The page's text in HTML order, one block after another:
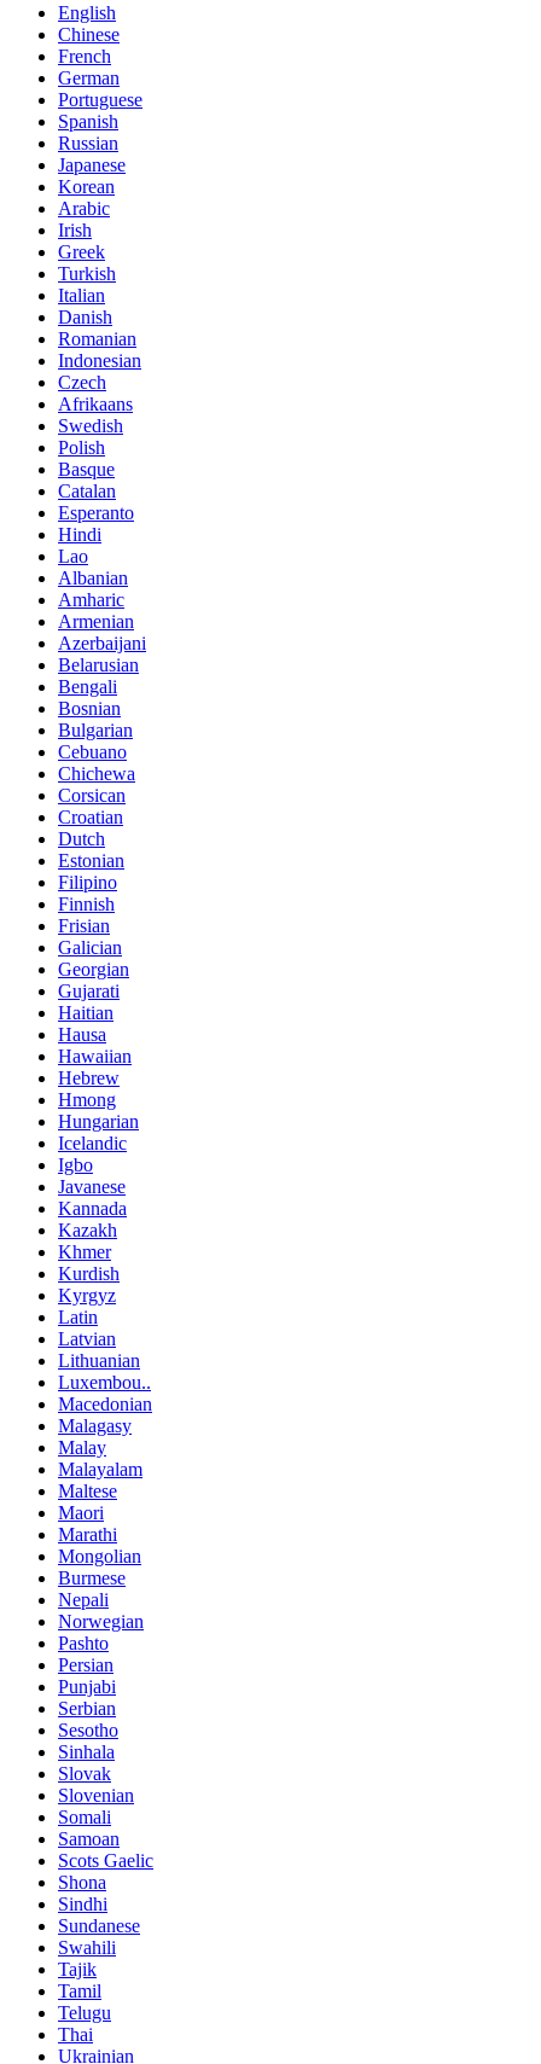
English
Chinese
French
German
Portuguese
Spanish
Russian
Japanese
Korean
Arabic
Irish
Greek
Turkish
Italian
Danish
Romanian
Indonesian
Czech
Afrikaans
Swedish
Polish
Basque
Catalan
Esperanto
Hindi
Lao
Albanian
Amharic
Armenian
Azerbaijani
Belarusian
Bengali
Bosnian
Bulgarian
Cebuano
Chichewa
Corsican
Croatian
Dutch
Estonian
Filipino
Finnish
Frisian
Galician
Georgian
Gujarati
Haitian
Hausa
Hawaiian
Hebrew
Hmong
Hungarian
Icelandic
Igbo
Javanese
Kannada
Kazakh
Khmer
Kurdish
Kyrgyz
Latin
Latvian
Lithuanian
Luxembou..
Macedonian
Malagasy
Malay
Malayalam
Maltese
Maori
Marathi
Mongolian
Burmese
Nepali
Norwegian
Pashto
Persian
Punjabi
Serbian
Sesotho
Sinhala
Slovak
Slovenian
Somali
Samoan
Scots Gaelic
Shona
Sindhi
Sundanese
Swahili
Tajik
Tamil
Telugu
Thai
Ukrainian